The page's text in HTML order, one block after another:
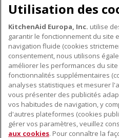
(1) Based on 473 ml of
À PROPOS DE KITCHENAID
À propos de KitchenAid
Histoire de la marque
Communiqués de presse
NOS PRODUITS
Petits électroménagers
Utilisation des
KitchenAid Europa, Inc. utilise
garantir le fonctionnement du site
navigation fluide (cookies
consentement, nous utilisons
améliorer les performances du
fonctionnalités supplémentaires
analyses statistiques et mesurer
vous présenter des publicités
vos habitudes de navigation, y
d'autres plateformes (cookies
gérer vos paramètres, veuillez
aux cookies. Pour connaître la